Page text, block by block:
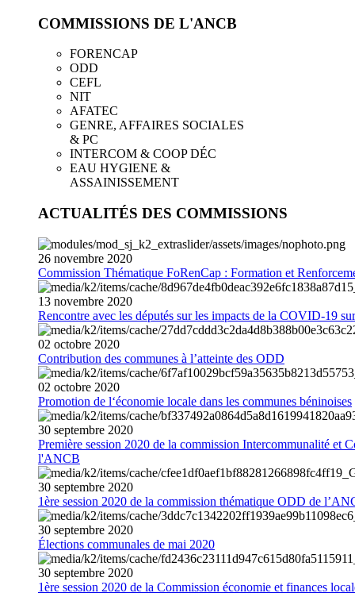
COMMISSIONS DE L'ANCB
FORENCAP
ODD
CEFL
NIT
AFATEC
GENRE, AFFAIRES SOCIALES
& PC
INTERCOM & COOP DÉC
EAU HYGIENE &
ASSAINISSEMENT
ACTUALITÉS DES COMMISSIONS
26 novembre 2020
Commission Thématique FoRenCap : Formation et
13 novembre 2020
Rencontre avec les députés sur les impacts de la COVID-19
02 octobre 2020
Contribution des communes à l’atteinte des ODD
02 octobre 2020
Promotion de l‘économie locale dans les communes béninoises
30 septembre 2020
Première session 2020 de la commission Intercommunalité et
l'ANCB
30 septembre 2020
1ère session 2020 de la commission thématique ODD de
30 septembre 2020
Élections communales de mai 2020
30 septembre 2020
1ère session 2020 de la Commission économie et finances